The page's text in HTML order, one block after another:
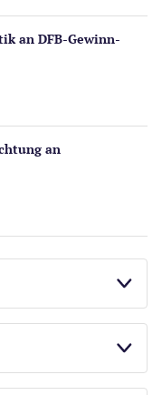
an DFB-Gewinn­
an
CASINOS